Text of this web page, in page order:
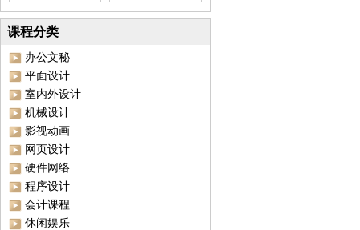
课程分类
办公文秘
平面设计
室内外设计
机械设计
影视动画
网页设计
硬件网络
程序设计
会计课程
休闲娱乐